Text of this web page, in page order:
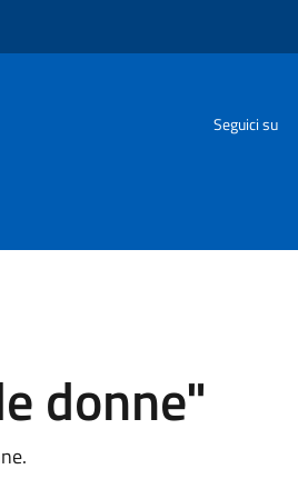
Seguici su
donne"